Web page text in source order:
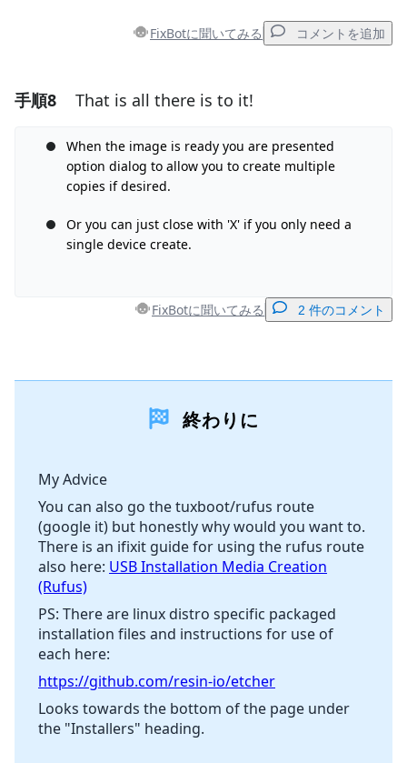
FixBotに聞いてみる コメントを追加
コメントを追加
コメントを追加
キャンセル コメントを投稿
手順8 That is all there is to it!
When the image is ready you are presented
option dialog to allow you to create multiple
copies if desired.
Or you can just close with 'X' if you only need a
single device create.
FixBotに聞いてみる 2 件のコメント
キャンセル コメントを投稿
終わりに
My Advice
You can also go the tuxboot/rufus route
(google it) but honestly why would you want to.
There is an ifixit guide for using the rufus route
also here: USB Installation Media Creation
(Rufus)
PS: There are linux distro specific packaged
installation files and instructions for use of
each here:
https://github.com/resin-io/etcher
Looks towards the bottom of the page under
the "Installers" heading.